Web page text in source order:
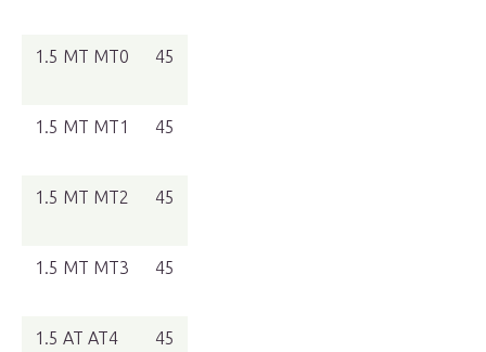
1.5 MT MT0 45
1.5 MT MT1 45
1.5 MT MT2 45
1.5 MT MT3 45
1.5 AT AT4 45